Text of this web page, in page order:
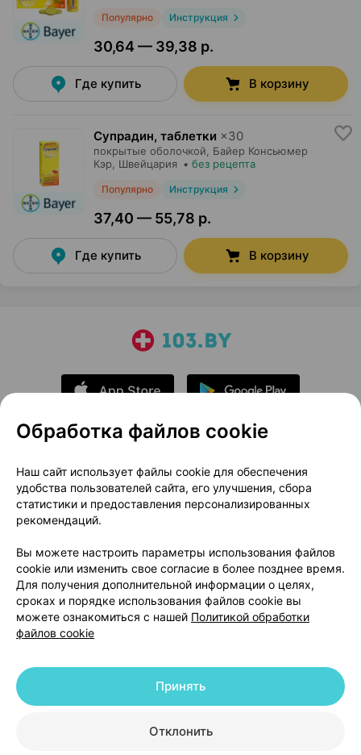
Популярно Инструкция
30,64 — 39,38 р.
Где купить В корзину
Супрадин, таблетки ×30
покрытые оболочкой, Байер Консьюмер
Кэр, Швейцария • без рецепта
Популярно Инструкция
37,40 — 55,78 р.
Где купить В корзину
О проекте
Новости проекта
Размещение рекламы
Медицинский маркетинг
Публичный договор
Доставка
Способы оплаты
Вакансии
Партнеры
Написать руководителю 103.by
Написать в поддержку
Персональные настройки Cookie
© 2026 ООО «Артокс Лаб», УНП 191700409 | 220012, Республика Беларусь,
+375 291212755
Обработка файлов cookie
Наш сайт использует файлы cookie для обеспечения
удобства пользователей сайта, его улучшения, сбора
статистики и предоставления персонализированных
рекомендаций.
Вы можете настроить параметры использования файлов
cookie или изменить свое согласие в более позднее время.
Для получения дополнительной информации о целях,
сроках и порядке использования файлов cookie вы
можете ознакомиться с нашей Политикой обработки
файлов cookie
Отклонить
Принять